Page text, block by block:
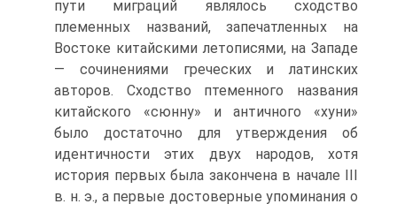
пути ми­граций являлось сходство
племенных названий, запечатленных на
Востоке китайскими летописями, на Западе
— сочинения­ми греческих и латинских
авторов. Сходство птеменного на­звания
китайского «сюнну» и античного «хуни»
было доста­точно для утверждения об
идентичности этих двух народов, хотя
история первых была закончена в начале III
в. н. э., а первые достоверные упоминания о